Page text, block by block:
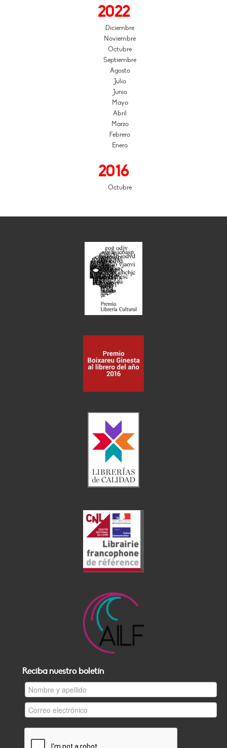
2022
Diciembre
Noviembre
Octubre
Septiembre
Agosto
Julio
Junio
Mayo
Abril
Marzo
Febrero
Enero
2016
Octubre
Reciba nuestro boletín